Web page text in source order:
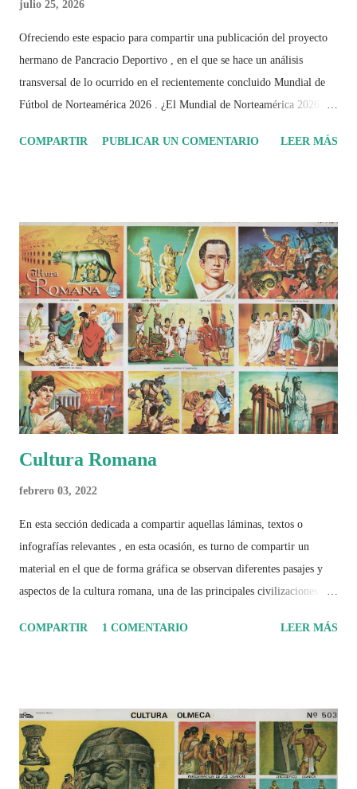
julio 25, 2026
Ofreciendo este espacio para compartir una publicación del proyecto
hermano de Pancracio Deportivo , en el que se hace un análisis
transversal de lo ocurrido en el recientemente concluido Mundial de
Fútbol de Norteamérica 2026 . ¿El Mundial de Norteamérica 2026 ha
el recorrido de cada selección con infografías inspiradas en la
2026 ¿Un punto de quiebre?" Este especial de Pancracio Deportivo no
busca decir únicamente quién ganó o quién perdió. Busca responder si
este Mundial marcó un antes y un después en la forma de entender el
deporte, la identidad nacional, la globalización, la comercialización y
el papel del fútbol como reflejo de nuestras sociedades . Son 230
páginas de análisis, ilustraciones originales y ...
COMPARTIR PUBLICAR UN COMENTARIO LEER MÁS
Cultura Romana
febrero 03, 2022
En esta sección dedicada a compartir aquellas láminas, textos o
infografías relevantes , en esta ocasión, es turno de compartir un
material en el que de forma gráfica se observan diferentes pasajes y
aspectos de la cultura romana, una de las principales civilizaciones que
COMPARTIR
1 COMENTARIO LEER MÁS